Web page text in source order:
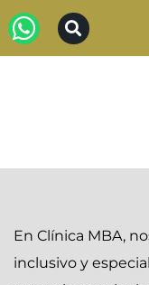
En Clínica MBA,
inclusivo y